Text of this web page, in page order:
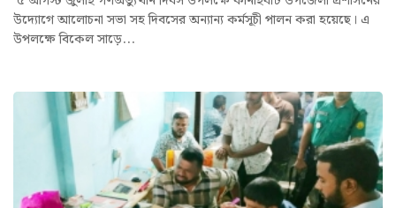
উদ্যোগে আলোচনা সভা সহ দিবসের অন্যান্য কর্মসূচী পালন করা হয়েছে। এ
উপলক্ষে বিকেল সাড়ে...